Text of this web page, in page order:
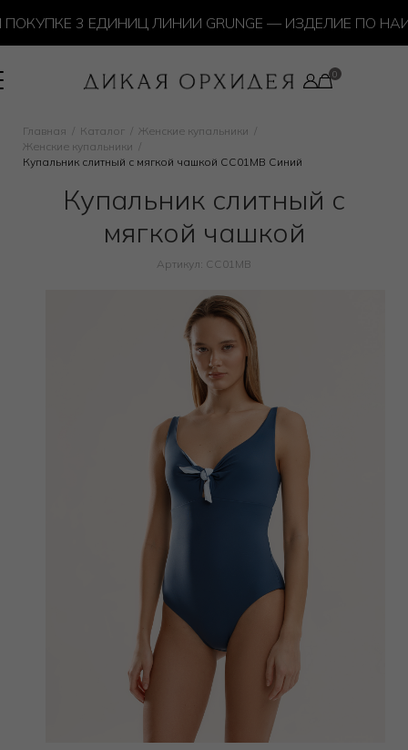
3 ЕДИНИЦ ЛИНИИ GRUNGE — ИЗДЕЛИЕ ПО
Главная Каталог
Женские купальники
Женские купальники
Купальник слитный с мягкой чашкой CC01MB Синий
Купальник слитный с
мягкой чашкой
Артикул: CC01MB